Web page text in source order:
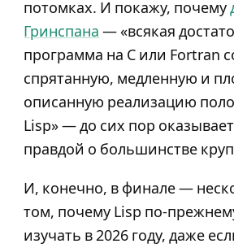
потомках. И покажу, почему
Гринспана — «всякая
программа на C или Fortran
спрятанную, медленную и
описанную реализацию
Lisp» — до сих пор
правдой о большинстве
И, конечно, в финале —
том, почему Lisp по-
изучать в 2026 году, даже